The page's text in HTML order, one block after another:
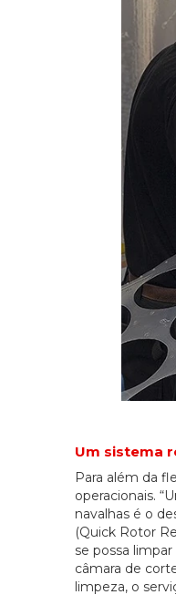
Um sistema
Para além da
operacionais.
navalhas é o
(Quick Rotor
se possa
câmara de
limpeza, o